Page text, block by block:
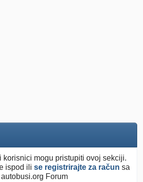
korisnici mogu pristupiti ovoj sekciji.
ispod ili se registrirajte za račun sa
autobusi.org Forum